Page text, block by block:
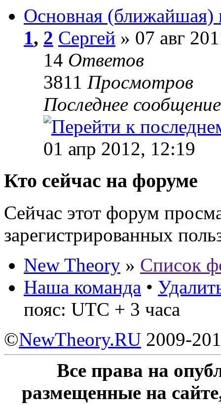
Основная (ближайшая)
1, 2 Сергей » 07 авг
14 Ответов
3811 Просмотров
Последнее
01 апр 2012, 12:19
Кто сейчас на форуме
Сейчас этот форум
зарегистрированных
New Theory » Список
Наша команда •
пояс: UTC + 3 часа
©NewTheory.RU 2009-
Все права на
размещенные на